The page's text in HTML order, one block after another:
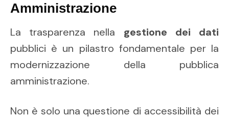
Amministrazione
La trasparenza nella gestione dei dati
pubblici è un pilastro fondamentale per la
modernizzazione della pubblica
amministrazione.
Non è solo una questione di accessibilità dei